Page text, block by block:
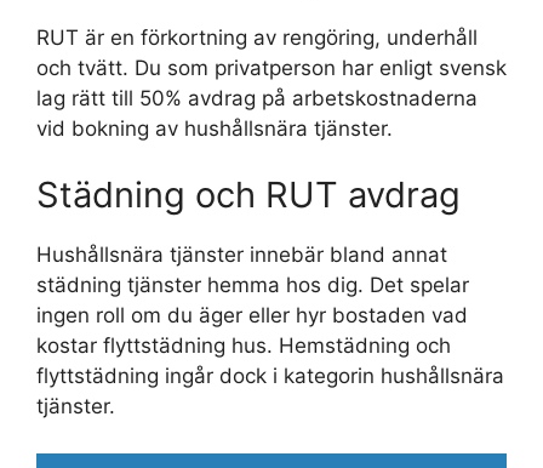
RUT är en förkortning av rengöring, underhåll
och tvätt. Du som privatperson har enligt svensk
lag rätt till 50% avdrag på arbetskostnaderna
vid bokning av hushållsnära tjänster.
Städning och RUT avdrag
Hushållsnära tjänster innebär bland annat
städning tjänster hemma hos dig. Det spelar
ingen roll om du äger eller hyr bostaden vad
kostar flyttstädning hus. Hemstädning och
flyttstädning ingår dock i kategorin hushållsnära
tjänster.